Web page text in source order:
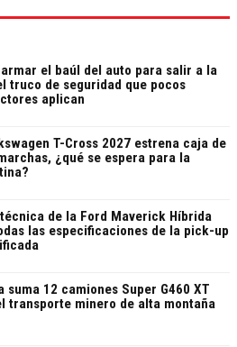
armar el baúl del auto para salir a la
truco de seguridad que pocos
aplican
T-Cross 2027 estrena caja de
¿qué se espera para la
de la Ford Maverick Híbrida
las especificaciones de la pick-up
suma 12 camiones Super G460 XT
transporte minero de alta montaña